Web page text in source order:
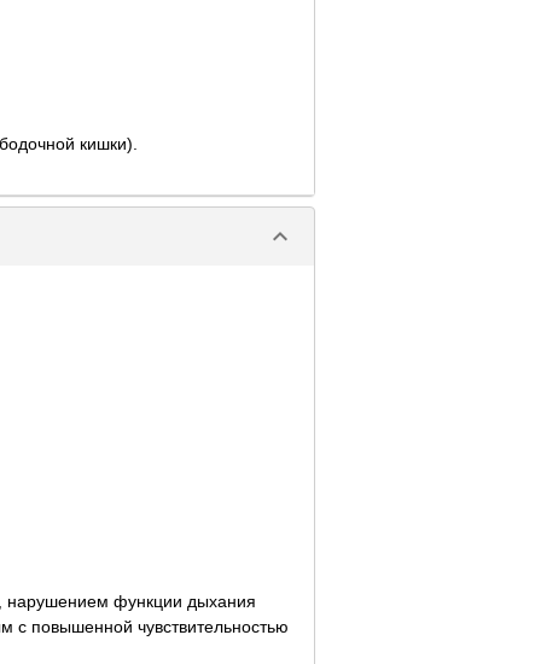
кишки).
keyboard_arrow_down
нарушением функции дыхания
с повышенной чувствительностью